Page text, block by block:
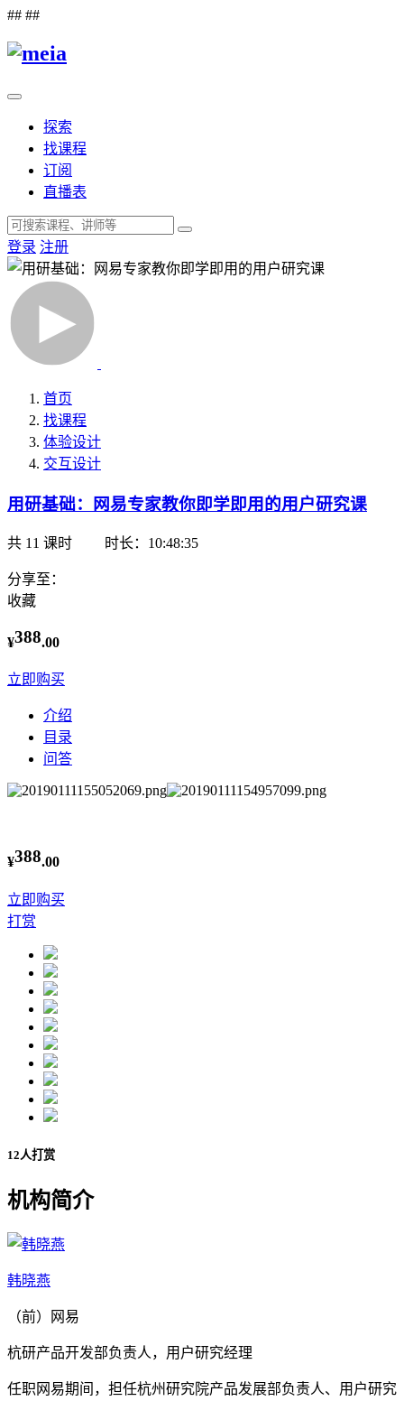
## ##
探索
找课程
订阅
直播表
登录 注册
首页
找课程
体验设计
交互设计
用研基础：网易专家教你即学即用的用户研究课
共 11 课时 时长：10:48:35
分享至：
收藏
¥388.00
立即购买
介绍
目录
问答
¥388.00
立即购买
打赏
12人打赏
机构简介
韩晓燕
（前）网易
杭研产品开发部负责人，用户研究经理
任职网易期间，担任杭州研究院产品发展部负责人、用户研究